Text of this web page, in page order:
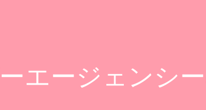
エージェンシ